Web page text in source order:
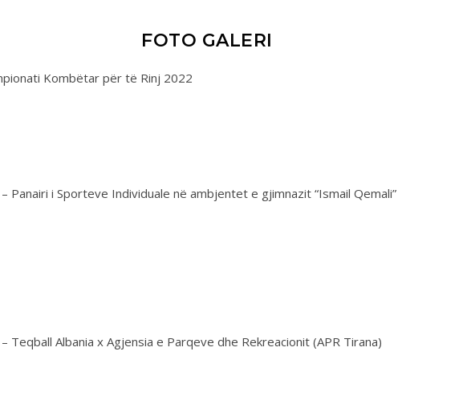
FOTO GALERI
Kombëtar për të Rinj 2022
Panairi i Sporteve Individuale në ambjentet e gjimnazit “Ismail Qemali”
Teqball Albania x Agjensia e Parqeve dhe Rekreacionit (APR Tirana)